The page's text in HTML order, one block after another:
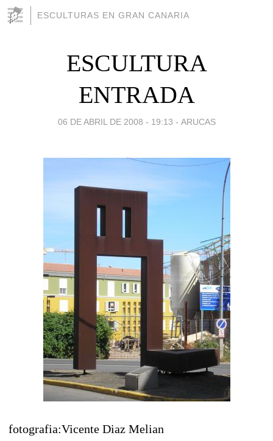
ESCULTURAS EN GRAN CANARIA
ESCULTURA
ENTRADA
06 DE ABRIL DE 2008 - 19:13 - ARUCAS
fotografia:Vicente Diaz Melian